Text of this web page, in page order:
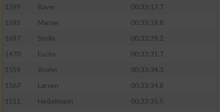
1399
Bayer
00:33:17.7
1585
Marter
00:33:18.8
1697
Stolle
00:33:29.2
1470
Fuchs
00:33:31.7
1559
Krohn
00:33:34.3
1567
Larsen
00:33:34.8
1511
Heßelmann
00:33:35.5